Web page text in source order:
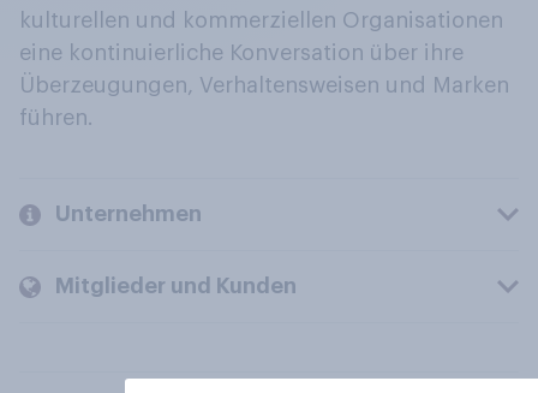
kulturellen und kommerziellen Organisationen
eine kontinuierliche Konversation über ihre
Überzeugungen, Verhaltensweisen und Marken
führen.
Unternehmen
Mitglieder und Kunden